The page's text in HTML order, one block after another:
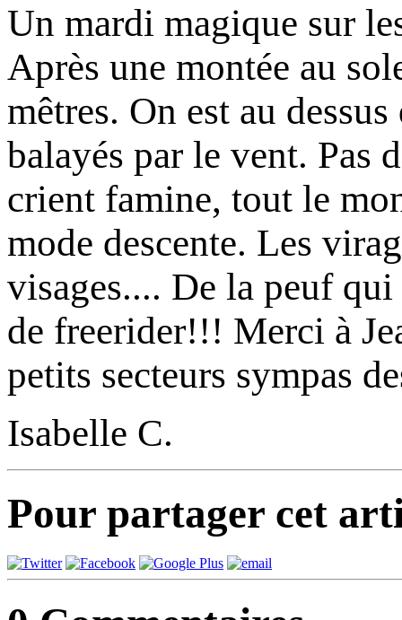
Un mardi magique sur
Après une montée au
mêtres. On est au
balayés par le vent. Pas
crient famine, tout le
mode descente. Les
visages.... De la peuf
de freerider!!! Merci à
petits secteurs sympas
Isabelle C.
Pour partager cet